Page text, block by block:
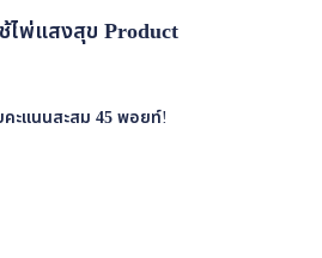
ไพ่แสงสุข Product
ะแนนสะสม 45พอยท์!